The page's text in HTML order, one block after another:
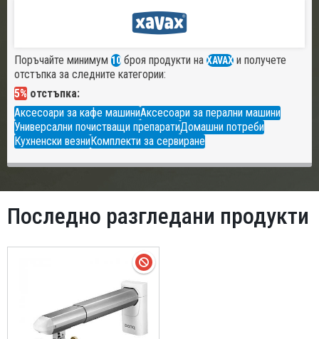
Поръчайте минимум 10 броя продукти на XAVAX и получете
отстъпка за следните категории:
5% отстъпка:
Аксесоари за кафе машиниАксесоари за перални машини
Универсални почистващи препаратиДомашни потреби
Кухненски везниКомплекти за сервиране
Последно разгледани продукти